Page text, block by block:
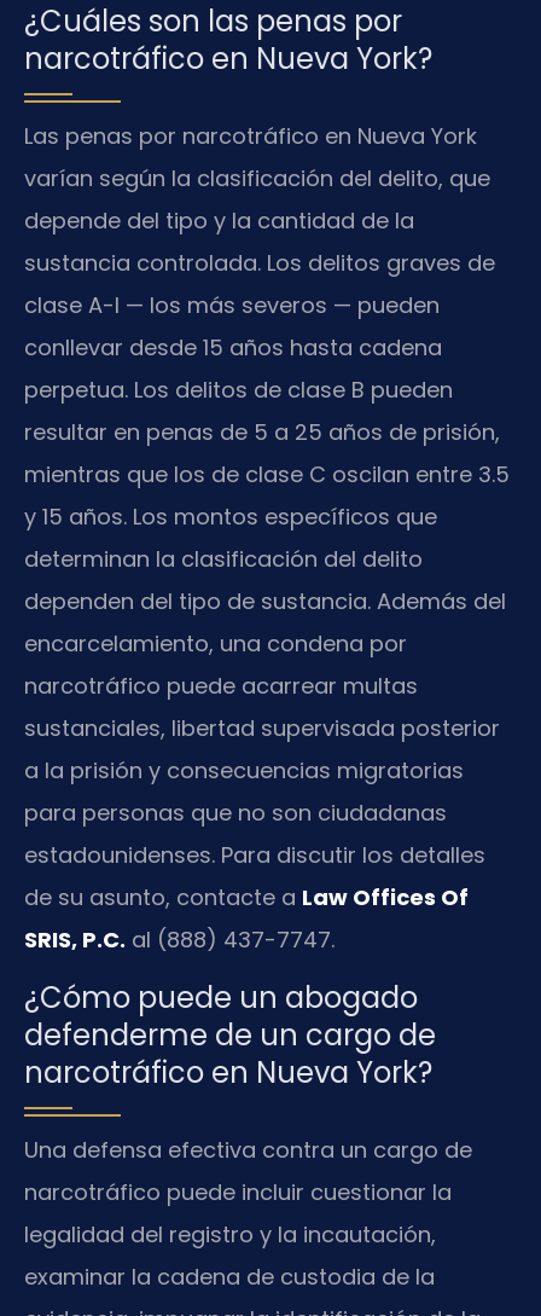
¿Cuáles son las penas por
narcotráfico en Nueva York?
Las penas por narcotráfico en Nueva York
varían según la clasificación del delito, que
depende del tipo y la cantidad de la
sustancia controlada. Los delitos graves de
clase A-I — los más severos — pueden
conllevar desde 15 años hasta cadena
perpetua. Los delitos de clase B pueden
resultar en penas de 5 a 25 años de prisión,
mientras que los de clase C oscilan entre 3.5
y 15 años. Los montos específicos que
determinan la clasificación del delito
dependen del tipo de sustancia. Además del
encarcelamiento, una condena por
narcotráfico puede acarrear multas
sustanciales, libertad supervisada posterior
a la prisión y consecuencias migratorias
para personas que no son ciudadanas
estadounidenses. Para discutir los detalles
de su asunto, contacte a Law Offices Of
SRIS, P.C. al (888) 437-7747.
¿Cómo puede un abogado
defenderme de un cargo de
narcotráfico en Nueva York?
Una defensa efectiva contra un cargo de
narcotráfico puede incluir cuestionar la
legalidad del registro y la incautación,
examinar la cadena de custodia de la